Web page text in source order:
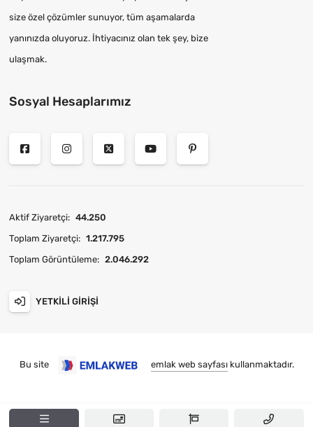
size özel çözümler sunuyor, tüm aşamalarda
yanınızda oluyoruz. İhtiyacınız olan tek şey, bize
ulaşmak.
Sosyal Hesaplarımız
Aktif Ziyaretçi: 44.250
Toplam Ziyaretçi: 1.217.795
Toplam Görüntüleme: 2.046.292
YETKILI GIRIŞI
Bu site emlak web sayfasıkullanmaktadır.